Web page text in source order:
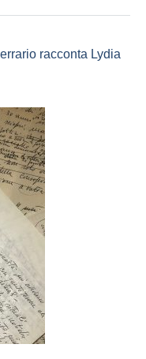
racconta Lydia